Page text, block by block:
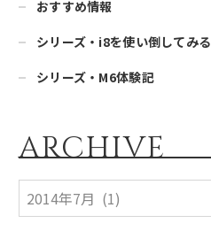
おすすめ情報
シリーズ・i8を使い倒してみる
シリーズ・M6体験記
ARCHIVE